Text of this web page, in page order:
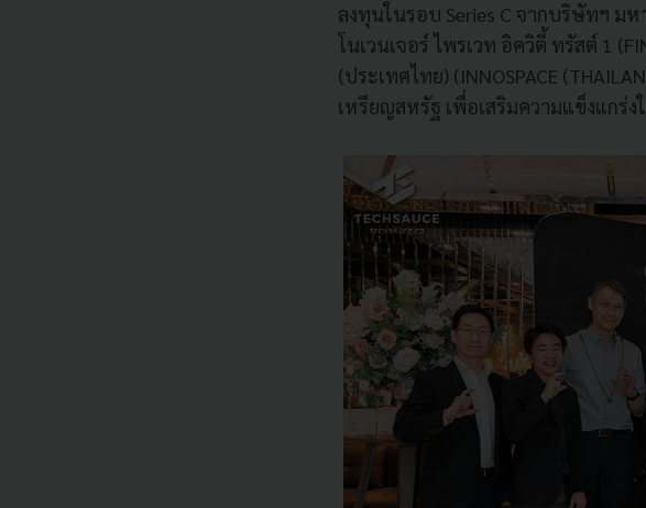
ลงทุนในรอบ Series C จากบริษัทฯ ม
โนเวนเจอร์ ไพรเวท อิควิตี้ ทรัสต์ 1
(ประเทศไทย) (INNOSPACE
เหรียญสหรัฐ เพื่อเสริมความแข็งแกร่